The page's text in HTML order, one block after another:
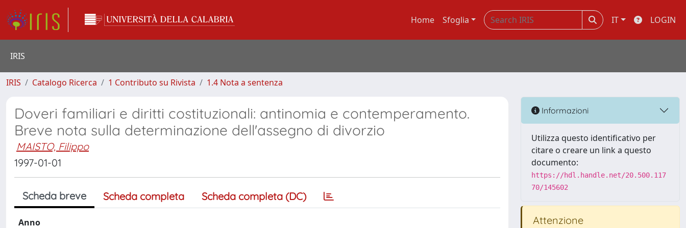
Home Sfoglia IT LOGIN
IRIS
IRIS Catalogo Ricerca 1 Contributo su Rivista 1.4 Nota a sentenza
Doveri familiari e diritti costituzionali: antinomia e contemperamento.
Breve nota sulla determinazione dell'assegno di divorzio
MAISTO, Filippo
1997-01-01
Scheda breve Scheda completa Scheda completa (DC)
Anno
Informazioni
Utilizza questo identificativo per
citare o creare un link a questo
documento:
https://hdl.handle.net/20.500.117
70/145602
Attenzione